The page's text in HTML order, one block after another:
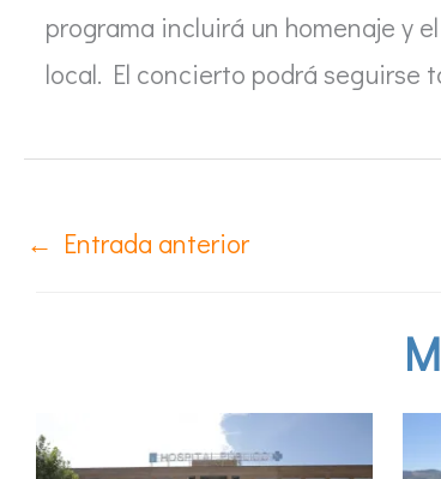
programa incluirá un homenaje y
local. El concierto podrá seguirse
← Entrada anterior